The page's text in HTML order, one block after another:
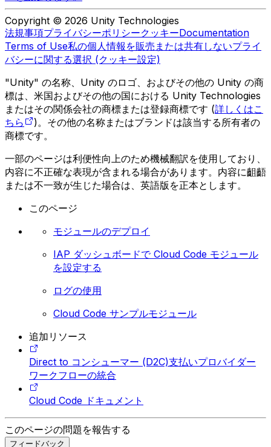
Copyright © 2026 Unity Technologies
法規事項プライバシーポリシークッキーDocumentation
Terms of Use私の個人情報を販売または共有しないプライ
バシーに関する選択 (クッキー設定)
"Unity" の名称、Unity のロゴ、およびその他の Unity の商
標は、米国およびその他の国における Unity Technologies
またはその関係会社の商標または登録商標です (詳しくはこ
ちら
)。その他の名称またはブランドは該当する所有者の
商標です。
一部のページは利便性向上のため機械翻訳を使用しており、
内容に不正確な表現が含まれる場合があります。内容に齟齬
または不一致が生じた場合は、英語版を正本とします。
このページ
モジュールのデプロイ
IAP ダッシュボードで Cloud Code モジュール
を設定する
ログの使用
Cloud Code サンプルモジュール
追加リソース
Direct to コンシューマー (D2C)支払いプロバイダー
ワークフローの統合
Cloud Code ドキュメント
このページの問題を報告する
フィードバック